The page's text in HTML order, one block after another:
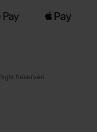
Reserved.